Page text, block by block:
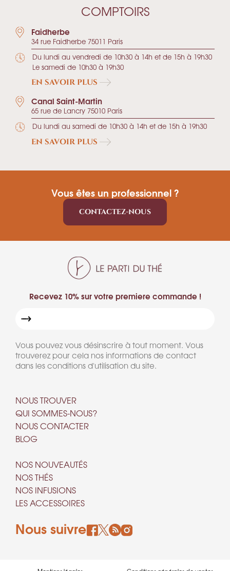
COMPTOIRS
Faidherbe
34 rue Faidherbe 75011 Paris
Du lundi au vendredi de 10h30 à 14h et de 15h à 19h30
Le samedi de 10h30 à 19h30
EN SAVOIR PLUS
Canal Saint-Martin
65 rue de Lancry 75010 Paris
Du lundi au samedi de 10h30 à 14h et de 15h à 19h30
EN SAVOIR PLUS
Vous êtes un professionnel ?
CONTACTEZ-NOUS
Recevez 10% sur votre premiere commande !
Vous pouvez vous désinscrire à tout moment. Vous
trouverez pour cela nos informations de contact
dans les conditions d'utilisation du site.
NOUS TROUVER
QUI SOMMES-NOUS?
NOUS CONTACTER
BLOG
NOS NOUVEAUTÉS
NOS THÉS
NOS INFUSIONS
LES ACCESSOIRES
Nous suivre